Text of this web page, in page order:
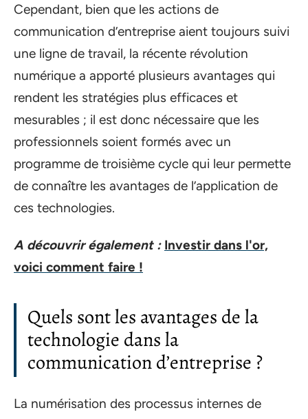
Cependant, bien que les actions de
communication d’entreprise aient toujours suivi
une ligne de travail, la récente révolution
numérique a apporté plusieurs avantages qui
rendent les stratégies plus efficaces et
mesurables ; il est donc nécessaire que les
professionnels soient formés avec un
programme de troisième cycle qui leur permette
de connaître les avantages de l’application de
ces technologies.
A découvrir également : Investir dans l'or,
voici comment faire !
Quels sont les avantages de la
technologie dans la
communication d’entreprise ?
La numérisation des processus internes de